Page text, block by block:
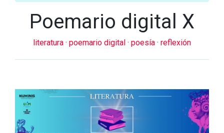
Poemario digital X
literatura · poemario digital · poesía · reflexión